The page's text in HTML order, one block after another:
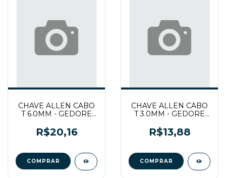
CHAVE ALLEN CABO
T 6.0MM - GEDORE
R$20,16
CHAVE ALLEN CABO
T 3.0MM - GEDORE
R$13,88